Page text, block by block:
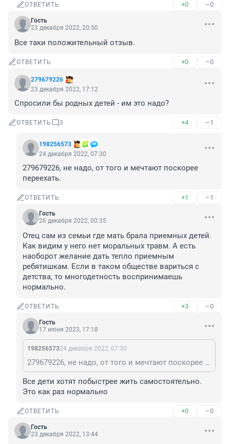
ОТВЕТИТЬ +0 –0
Гость
23 декабря 2022, 20:50
Все таки положительный отзыв.
ОТВЕТИТЬ +0 –0
279679226
23 декабря 2022, 17:12
Спросили бы родных детей - им это надо?
ОТВЕТИТЬ 3 +4 –1
198256573
24 декабря 2022, 07:30
279679226, не надо, от того и мечтают поскорее
переехать.
ОТВЕТИТЬ +1 –1
Гость
26 декабря 2022, 00:35
Отец сам из семьи где мать брала приемных детей.
Как видим у него нет моральных травм. А есть
наоборот желание дать тепло приемным
ребятишкам. Если в таком обществе вариться с
детства, то многодетность воспринимаешь
нормально.
ОТВЕТИТЬ +3 –0
Гость
17 июня 2023, 17:18
19825657324 декабря 2022, 07:30
279679226, не надо, от того и мечтают поскорее переехать.
Все дети хотят побыстрее жить самостоятельно.
Это как раз нормально
ОТВЕТИТЬ +0 –0
Гость
23 декабря 2022, 13:44